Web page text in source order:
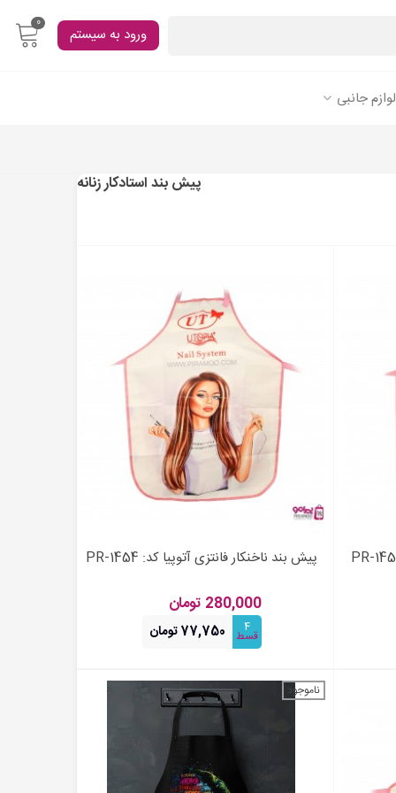
ورود به سیستم
0
جانبی
پیش بند استادکار زنانه
افزودن به سبد خرید
پیش بند ناخنکار فانتزی آتوپیا کد: PR-1454
280,000 تومان
4
قسط 77,750 تومان
ناموجود